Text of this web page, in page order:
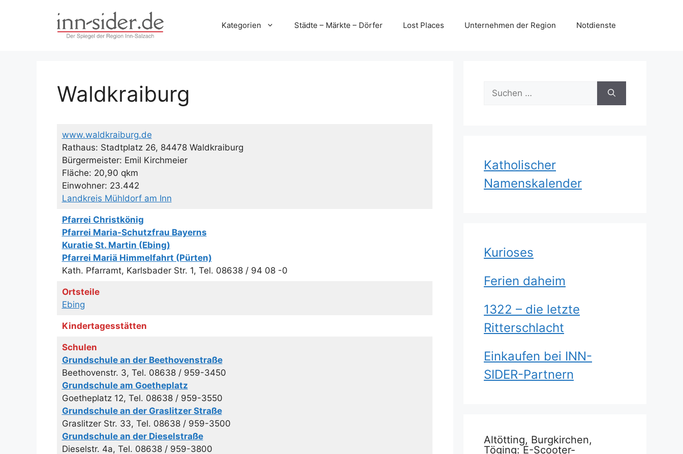
Kategorien Städte – Märkte – Dörfer Lost Places Unternehmen der Region Notdienste
Waldkraiburg
www.waldkraiburg.de
Rathaus: Stadtplatz 26, 84478 Waldkraiburg
Bürgermeister: Emil Kirchmeier
Fläche: 20,90 qkm
Einwohner: 23.442
Landkreis Mühldorf am Inn
Pfarrei Christkönig
Pfarrei Maria-Schutzfrau Bayerns
Kuratie St. Martin (Ebing)
Pfarrei Mariä Himmelfahrt (Pürten)
Kath. Pfarramt, Karlsbader Str. 1, Tel. 08638 / 94 08 -0
Ortsteile
Ebing
Kindertagesstätten
Schulen
Grundschule an der Beethovenstraße
Beethovenstr. 3, Tel. 08638 / 959-3450
Grundschule am Goetheplatz
Goetheplatz 12, Tel. 08638 / 959-3550
Grundschule an der Graslitzer Straße
Graslitzer Str. 33, Tel. 08638 / 959-3500
Grundschule an der Dieselstraße
Dieselstr. 4a, Tel. 08638 / 959-3800
Suchen
nach:
Katholischer
Namenskalender
Kurioses
Ferien daheim
1322 – die letzte
Ritterschlacht
Einkaufen bei INN-
SIDER-Partnern
Altötting, Burgkirchen,
Töging: E-Scooter-